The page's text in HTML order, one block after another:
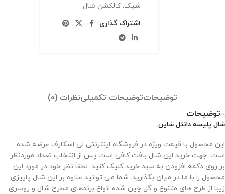
شیک, کالکشن شال
اشتراک گذاری:
توضیحاتتوضیحات تکمیلینظرات (0)
توضیحات
شال پلیسه دانتل شاین
این محصول با قیمت ویژه در فروشگاه اینترنتی لی اسکارف عرضه شده
است. جهت خرید این شال بافت کافی است پس از انتخاب تعداد موردنظر
بر روی دکمه افزودن به سبد خرید کلیک کنید. لطفاً نظر خود در مورد این
محصول را با ما در میان بگذارید. شما می توانید علاوه بر این شال پاییزی
زیبا از طرح های متنوع و گل چین شده انواع برندهای مطرح شال و روسری